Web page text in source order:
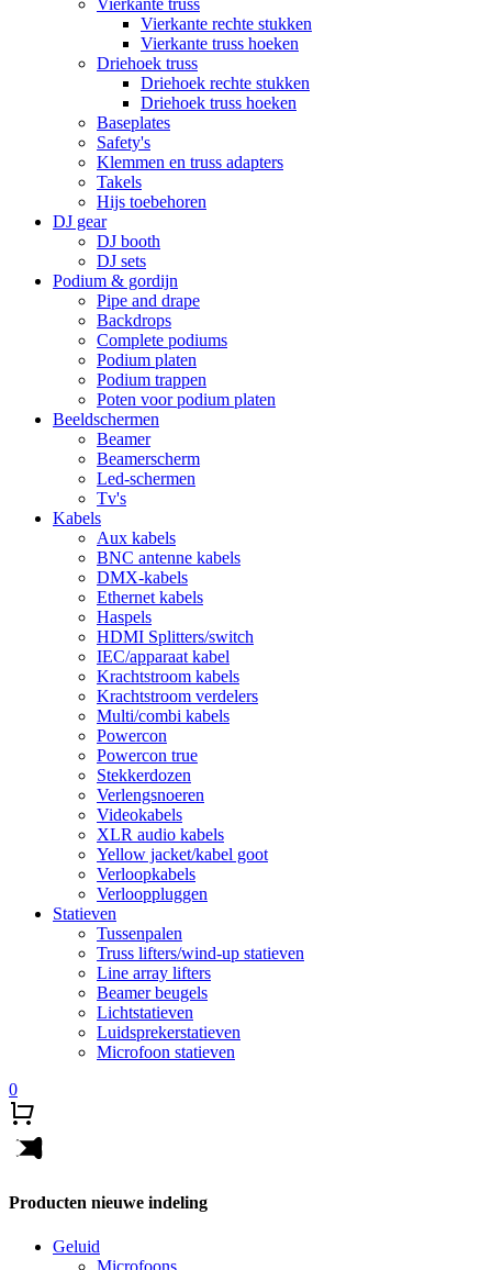
Vierkante truss
Vierkante rechte stukken
Vierkante truss hoeken
Driehoek truss
Driehoek rechte stukken
Driehoek truss hoeken
Baseplates
Safety's
Klemmen en truss adapters
Takels
Hijs toebehoren
DJ gear
DJ booth
DJ sets
Podium & gordijn
Pipe and drape
Backdrops
Complete podiums
Podium platen
Podium trappen
Poten voor podium platen
Beeldschermen
Beamer
Beamerscherm
Led-schermen
Tv's
Kabels
Aux kabels
BNC antenne kabels
DMX-kabels
Ethernet kabels
Haspels
HDMI Splitters/switch
IEC/apparaat kabel
Krachtstroom kabels
Krachtstroom verdelers
Multi/combi kabels
Powercon
Powercon true
Stekkerdozen
Verlengsnoeren
Videokabels
XLR audio kabels
Yellow jacket/kabel goot
Verloopkabels
Verlooppluggen
Statieven
Tussenpalen
Truss lifters/wind-up statieven
Line array lifters
Beamer beugels
Lichtstatieven
Luidsprekerstatieven
Microfoon statieven
0
Producten nieuwe indeling
Geluid
Microfoons